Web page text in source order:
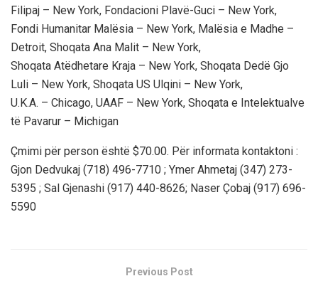
Filipaj – New York, Fondacioni Plavë-Guci – New York,
Fondi Humanitar Malësia – New York, Malësia e Madhe –
Detroit, Shoqata Ana Malit – New York,
Shoqata Atëdhetare Kraja – New York, Shoqata Dedë Gjo
Luli – New York, Shoqata US Ulqini – New York,
U.K.A. – Chicago, UAAF – New York, Shoqata e Intelektualve
të Pavarur – Michigan
Çmimi për person është $70.00. Për informata kontaktoni :
Gjon Dedvukaj (718) 496-7710 ; Ymer Ahmetaj (347) 273-
5395 ; Sal Gjenashi (917) 440-8626; Naser Çobaj (917) 696-
5590
Previous Post